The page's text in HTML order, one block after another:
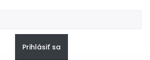
Prihlásiť sa